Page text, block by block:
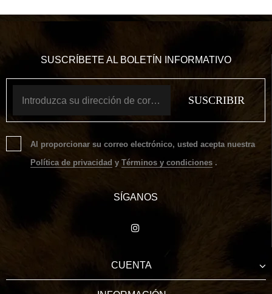
SUSCRÍBETE AL BOLETÍN INFORMATIVO
Al proporcionar su correo electrónico, usted acepta nuestra
Política de privacidad y Términos y condiciones .
SÍGANOS
CUENTA